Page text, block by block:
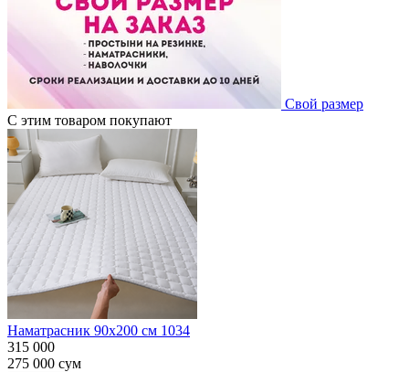
Свой размер
С этим товаром покупают
Наматрасник 90х200 см 1034
315 000
275 000 сум